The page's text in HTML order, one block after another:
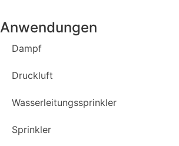
Anwendungen
Dampf
Druckluft
Wasserleitungssprinkler
Sprinkler